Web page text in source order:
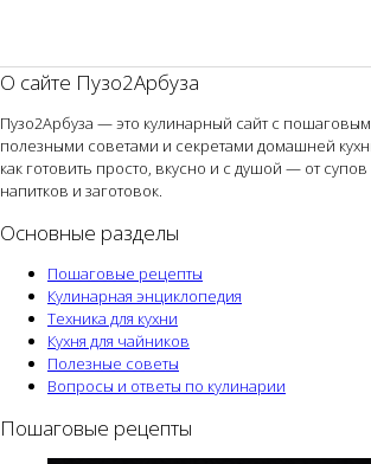
О сайте Пузо2Арбуза
Пузо2Арбуза — это кулинарный сайт с
полезными советами и секретами домашней
как готовить просто, вкусно и с душой — от
напитков и заготовок.
Основные разделы
Пошаговые рецепты
Кулинарная энциклопедия
Техника для кухни
Кухня для чайников
Полезные советы
Вопросы и ответы по кулинарии
Пошаговые рецепты